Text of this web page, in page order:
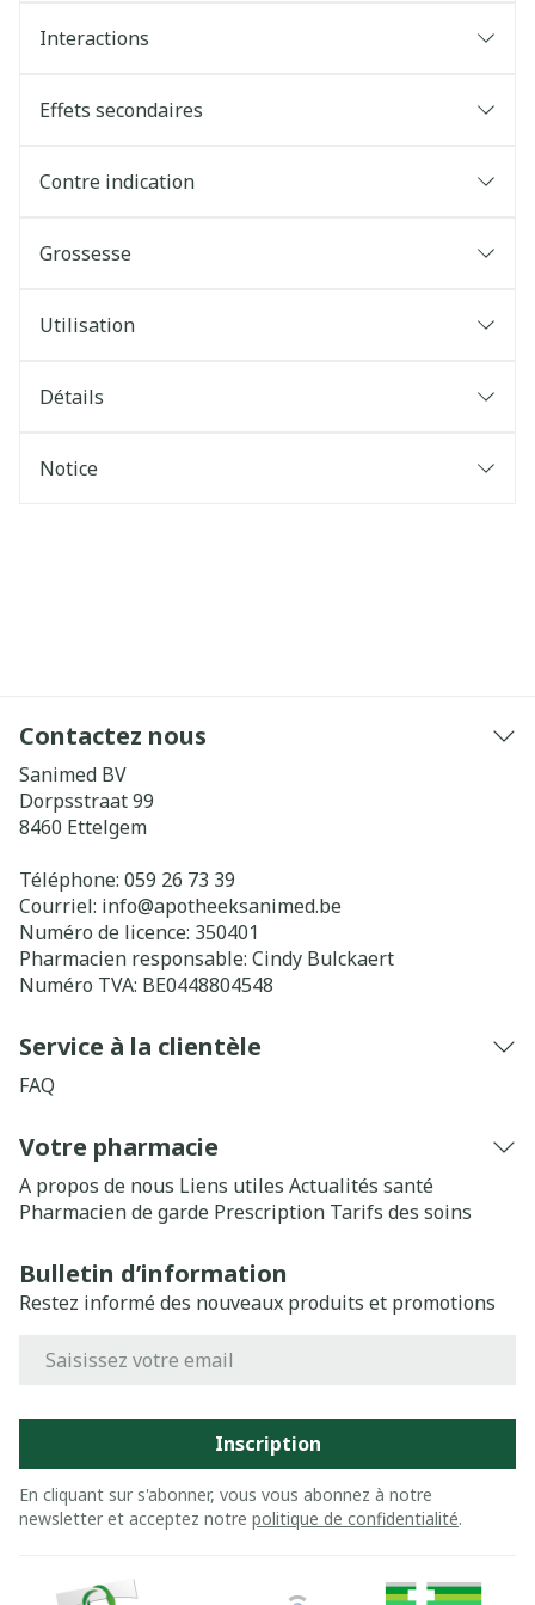
Interactions
Effets secondaires
Contre indication
Grossesse
Utilisation
Détails
Notice
Contactez nous
Sanimed BV
Dorpsstraat 99
8460 Ettelgem
Téléphone: 059 26 73 39
Courriel: info@apotheeksanimed.be
Numéro de licence: 350401
Pharmacien responsable: Cindy Bulckaert
Numéro TVA: BE0448804548
Service à la clientèle
FAQ
Votre pharmacie
A propos de nous Liens utiles Actualités santé
Pharmacien de garde Prescription Tarifs des soins
Bulletin d’information
Restez informé des nouveaux produits et promotions
Inscription
En cliquant sur s'abonner, vous vous abonnez à notre
newsletter et acceptez notre politique de confidentialité.